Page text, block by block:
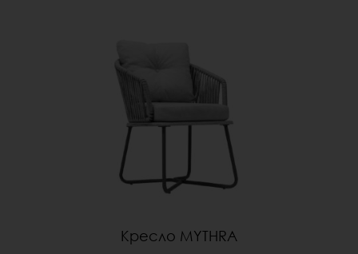
Кресло MYTHRA